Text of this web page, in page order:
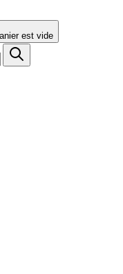
le panier, Le panier est vide